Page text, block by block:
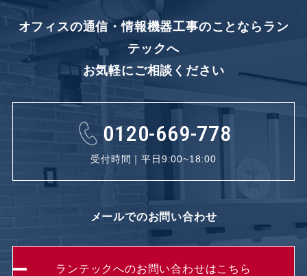
オフィスの通信・情報機器工事のことなら ラン
テックへ
お気軽にご相談ください
0120-669-778
受付時間｜平日9:00~18:00
メールでのお問い合わせ
ランテックへのお問い合わせはこちら